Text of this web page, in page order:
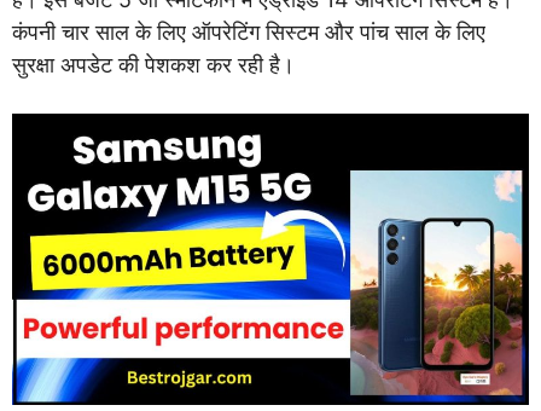
कंपनी चार साल के लिए ऑपरेटिंग सिस्टम और पांच साल के लिए
सुरक्षा अपडेट की पेशकश कर रही है।